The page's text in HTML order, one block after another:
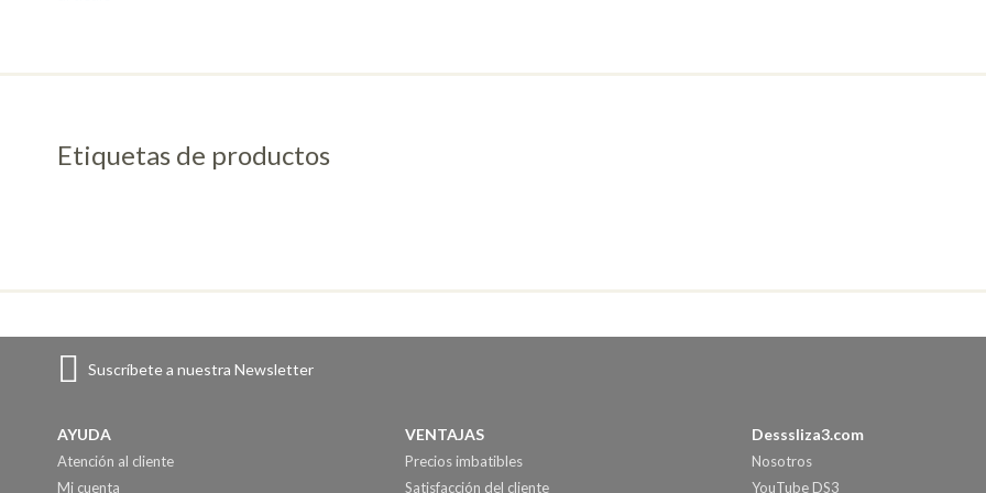
Etiquetas de productos
Suscríbete a nuestra Newsletter
AYUDA
Atención al cliente
Mi cuenta
VENTAJAS
Precios imbatibles
Satisfacción del cliente
Desssliza3.com
Nosotros
YouTube DS3